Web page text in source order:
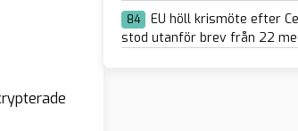
84
EU höll krismöte efter
stod utanför brev från 22